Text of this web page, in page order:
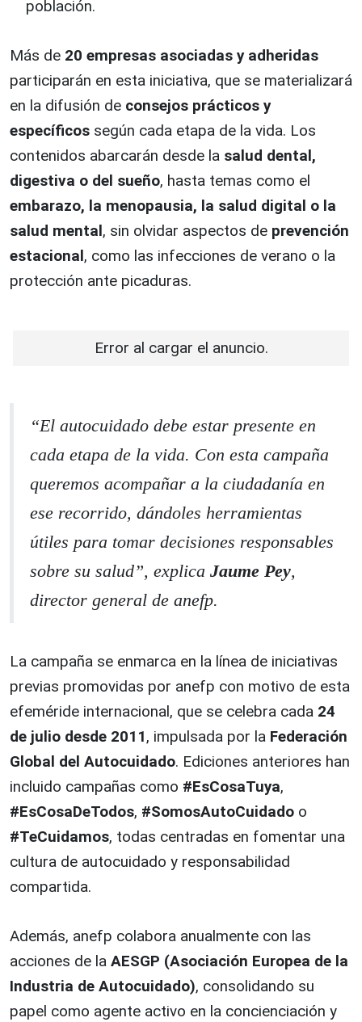
población.
Más de 20 empresas asociadas y adheridas
participarán en esta iniciativa, que se materializará
en la difusión de consejos prácticos y
específicos según cada etapa de la vida. Los
contenidos abarcarán desde la salud dental,
digestiva o del sueño, hasta temas como el
embarazo, la menopausia, la salud digital o la
salud mental, sin olvidar aspectos de prevención
estacional, como las infecciones de verano o la
protección ante picaduras.
Error al cargar el anuncio.
“El autocuidado debe estar presente en
cada etapa de la vida. Con esta campaña
queremos acompañar a la ciudadanía en
ese recorrido, dándoles herramientas
útiles para tomar decisiones responsables
sobre su salud”, explica Jaume Pey,
director general de anefp.
La campaña se enmarca en la línea de iniciativas
previas promovidas por anefp con motivo de esta
efeméride internacional, que se celebra cada 24
de julio desde 2011, impulsada por la Federación
Global del Autocuidado. Ediciones anteriores han
incluido campañas como #EsCosaTuya,
#EsCosaDeTodos, #SomosAutoCuidado o
#TeCuidamos, todas centradas en fomentar una
cultura de autocuidado y responsabilidad
compartida.
Además, anefp colabora anualmente con las
acciones de la AESGP (Asociación Europea de la
Industria de Autocuidado), consolidando su
papel como agente activo en la concienciación y